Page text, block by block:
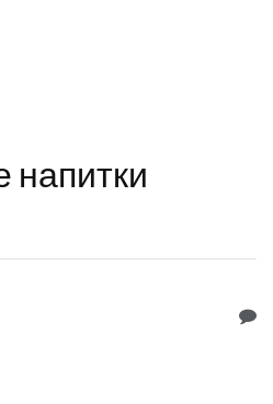
напитки